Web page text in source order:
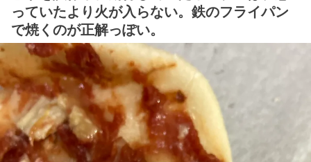
っていたより火が入らない。鉄のフライパン
で焼くのが正解っぽい。